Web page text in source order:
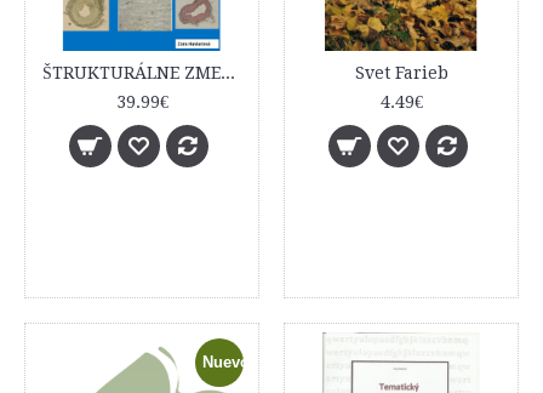
ŠTRUKTURÁLNE ZMENY ŽILOVEJ STENY U PACIENTOV S PRIMÁRNOU FORMOU CHRONICKEJ VÉNOVEJ CHOROBY DOLNÝCH KONČATÍN
39.99€
Svet Farieb
4.49€
Nuevo